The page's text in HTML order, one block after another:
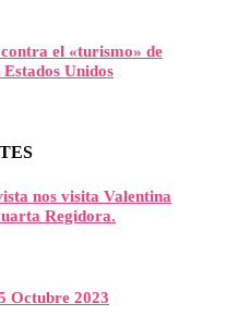
el «turismo» de
Unidos
nos visita Valentina
Regidora.
Octubre 2023